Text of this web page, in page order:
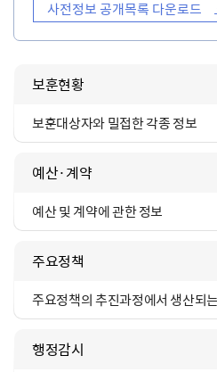
사전정보 공개목록 다운로드
보훈현황
보훈대상자와 밀접한 각종 정보
예산·계약
예산 및 계약에 관한 정보
주요정책
주요정책의 추진과정에서 생산되
행정감시